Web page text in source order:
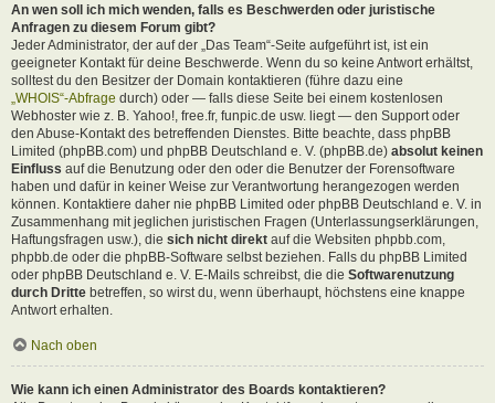
An wen soll ich mich wenden, falls es Beschwerden oder juristische
Anfragen zu diesem Forum gibt?
Jeder Administrator, der auf der „Das Team“-Seite aufgeführt ist, ist ein
geeigneter Kontakt für deine Beschwerde. Wenn du so keine Antwort erhältst,
solltest du den Besitzer der Domain kontaktieren (führe dazu eine
„WHOIS“-Abfrage durch) oder — falls diese Seite bei einem kostenlosen
Webhoster wie z. B. Yahoo!, free.fr, funpic.de usw. liegt — den Support oder
den Abuse-Kontakt des betreffenden Dienstes. Bitte beachte, dass phpBB
Limited (phpBB.com) und phpBB Deutschland e. V. (phpBB.de) absolut keinen
Einfluss auf die Benutzung oder den oder die Benutzer der Forensoftware
haben und dafür in keiner Weise zur Verantwortung herangezogen werden
können. Kontaktiere daher nie phpBB Limited oder phpBB Deutschland e. V. in
Zusammenhang mit jeglichen juristischen Fragen (Unterlassungserklärungen,
Haftungsfragen usw.), die sich nicht direkt auf die Websiten phpbb.com,
phpbb.de oder die phpBB-Software selbst beziehen. Falls du phpBB Limited
oder phpBB Deutschland e. V. E-Mails schreibst, die die Softwarenutzung
durch Dritte betreffen, so wirst du, wenn überhaupt, höchstens eine knappe
Antwort erhalten.
Nach oben
Wie kann ich einen Administrator des Boards kontaktieren?